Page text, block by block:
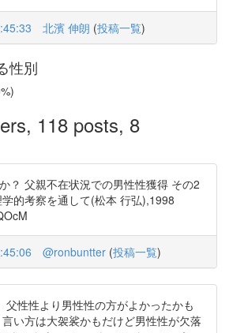
北濱 伸朗 (投稿一覧)
性別
118 posts, 8
？ 父親不在状況での男性性獲得 その2
的考察を通して(松本 行弘),1998
@ronbuntter (投稿一覧)
性性より男性性の方がよかったかも
い方は大袈裟かもだけど男性性が欠落